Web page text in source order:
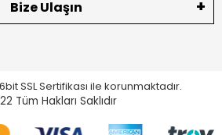
Bize Ulaşın
SSL Sertifikası ile korunmaktadır.
Tüm Hakları Saklıdır